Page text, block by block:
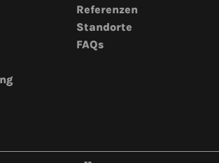
Referenzen
Standorte
FAQs